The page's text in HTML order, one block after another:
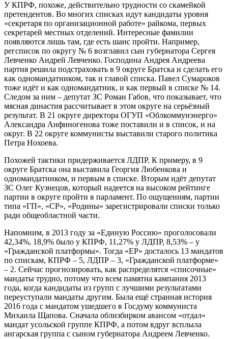
У КПРФ, похоже, действительно трудности со скамейкой
претендентов. Во многих списках идут кандидаты уровня
«секретаря по организационной работе» райкома, первых
секретарей местных отделений. Интересные фамилии
появляются лишь там, где есть шанс пройти. Например,
регсписок по округу № 6 возглавил сын губернатора Сергея
Левченко Андрей Левченко. Господина Андрея Андреева
партия решила подстраховать в 9 округе Братска и сделать его
как одномандатником, так и главой списка. Павел Сумароков
тоже идёт и как одномандатник, и как первый в списке № 14.
Следом за ним – депутат ЗС Роман Габов, что показывает, что
мясная династия рассчитывает в этом округе на серьёзный
результат. В 21 округе директора ОГУП «Облкоммунэнерго»
Александра Анфиногенова тоже поставили и в список, и на
округ. В 22 округе коммунисты выставили старого политика
Петра Нохоева.
Похожей тактики придерживается ЛДПР. К примеру, в 9
округе Братска она выставила Георгия Любенкова и
одномандатником, и первым в списке. Вторым идёт депутат
ЗС Олег Кузнецов, который надеется на высоком рейтинге
партии в округе пройти в парламент. По ощущениям, партии
типа «ГП», «СР», «Родины» зарегистрировали списки только
ради общеобластной части.
Напомним, в 2013 году за «Единую Россию» проголосовали
42,34%, 18,9% было у КПРФ, 11,27% у ЛДПР, 8,53% – у
«Гражданской платформы». Тогда «ЕР» досталось 13 мандатов
по спискам, КПРФ – 5, ЛДПР – 3, «Гражданской платформе»
– 2. Сейчас прогнозировать, как распределятся «списочные»
мандаты трудно, потому что всем памятна кампания 2013
года, когда кандидаты из групп с лучшими результатами
переуступали мандаты другим. Была ещё странная история
2016 года с мандатом ушедшего в Госдуму коммуниста
Михаила Щапова. Сначала облизбирком авансом «отдал»
мандат усольской группе КПРФ, а потом вдруг всплыла
ангарская группа с сыном губернатора Андреем Левченко.